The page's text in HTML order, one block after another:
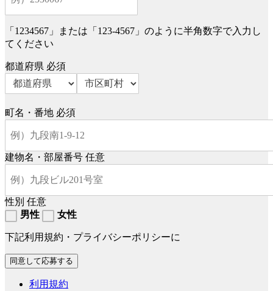
「1234567」または「123-4567」のように半角数字で入力し
てください
都道府県 必須
町名・番地 必須
建物名・部屋番号 任意
性別 任意
男性
女性
下記利用規約・プライバシーポリシーに
利用規約